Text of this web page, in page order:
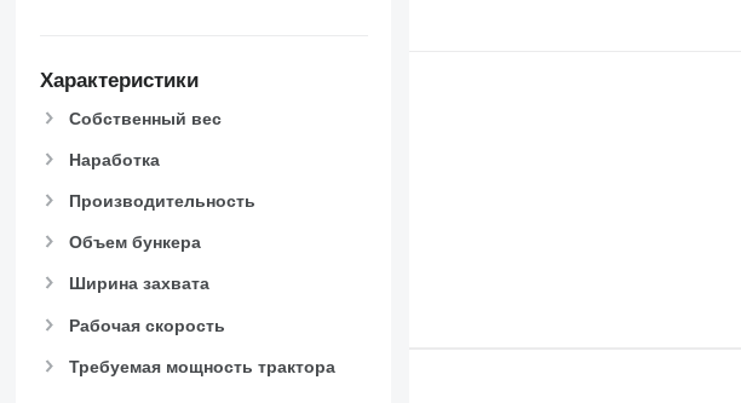
Характеристики
Собственный вес
Наработка
Производительность
Объем бункера
Ширина захвата
Рабочая скорость
Требуемая мощность трактора